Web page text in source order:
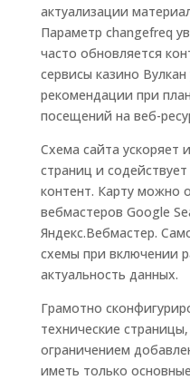
актуализации
Параметр changefreq
часто обновляется
сервисы казино
рекомендации при
посещений на веб-
Схема сайта ускоряет
страниц и
контент. Карту можно
вебмастеров Google
Яндекс.Вебмастер.
схемы при включении
актуальность данных.
Грамотно
технические
ограничением
иметь только